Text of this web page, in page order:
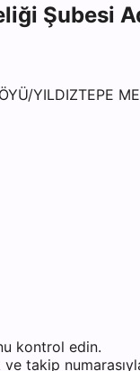
Şubesi
YILDIZTEPE
kontrol edin.
takip